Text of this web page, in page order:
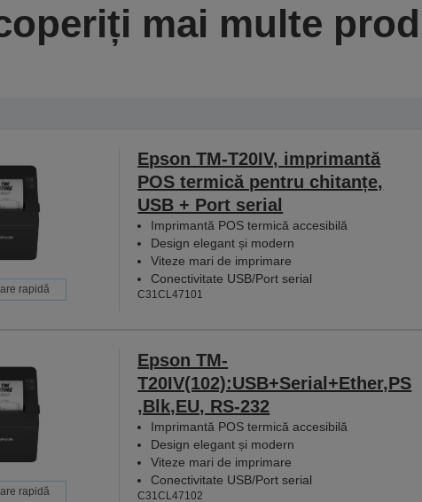
mai multe
rapidă
Epson TM-T20IV, imprimantă
POS termică pentru chitanțe,
USB + Port serial
Imprimantă POS termică accesibilă
Design elegant și modern
Viteze mari de imprimare
Conectivitate USB/Port serial
C31CL47101
rapidă
Epson TM-
T20IV(102):USB+Serial+Ether,PS
,Blk,EU, RS-232
Imprimantă POS termică accesibilă
Design elegant și modern
Viteze mari de imprimare
Conectivitate USB/Port serial
C31CL47102